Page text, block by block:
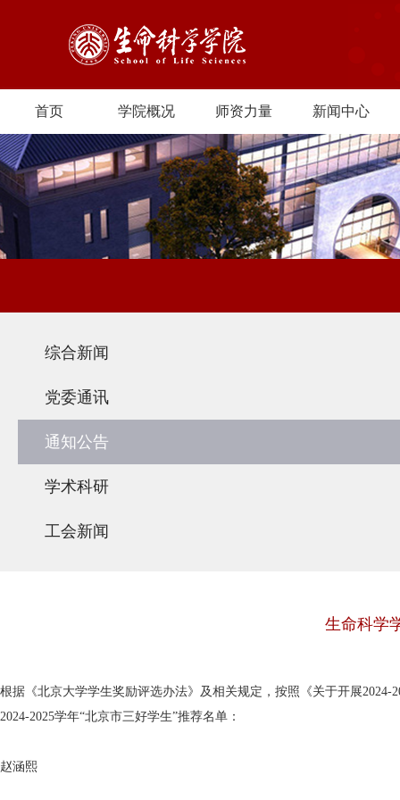
首页 学院概况 师资力量 新闻中心
综合新闻
党委通讯
通知公告
学术科研
工会新闻
生命科学
根据《北京大学学生奖励评选办法》及相关规定，按照《关于开展
2024-2025学年“北京市三好学生”推荐名单：
赵涵熙